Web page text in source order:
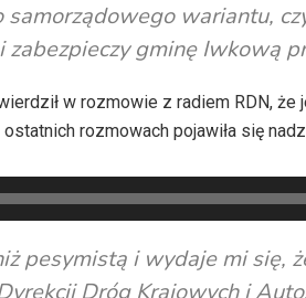
wariantu,
gminę Iwkową
w rozmowie z radiem RDN,
rozmowach pojawiła się
pesymistą i wydaje mi się,